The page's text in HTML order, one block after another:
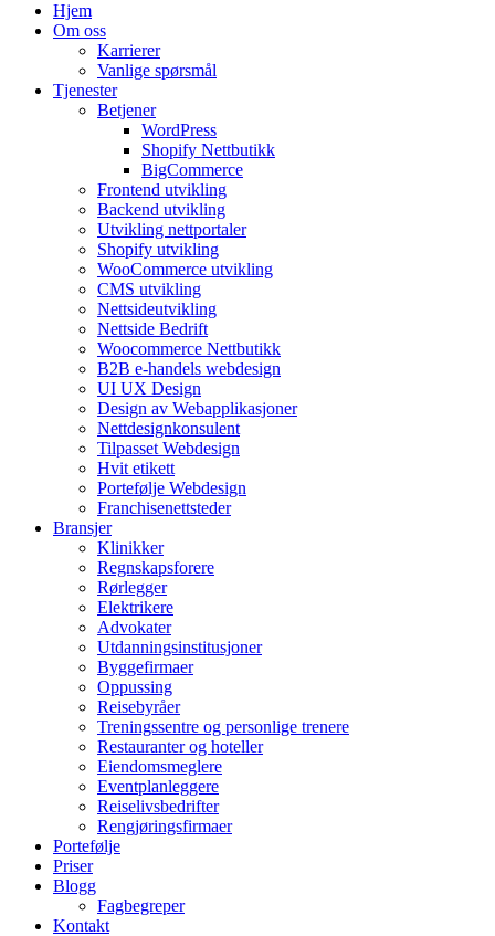
Hjem
Om oss
Karrierer
Vanlige spørsmål
Tjenester
Betjener
WordPress
Shopify Nettbutikk
BigCommerce
Frontend utvikling
Backend utvikling
Utvikling nettportaler
Shopify utvikling
WooCommerce utvikling
CMS utvikling
Nettsideutvikling
Nettside Bedrift
Woocommerce Nettbutikk
B2B e-handels webdesign
UI UX Design
Design av Webapplikasjoner
Nettdesignkonsulent
Tilpasset Webdesign
Hvit etikett
Portefølje Webdesign
Franchisenettsteder
Bransjer
Klinikker
Regnskapsforere
Rørlegger
Elektrikere
Advokater
Utdanningsinstitusjoner
Byggefirmaer
Oppussing
Reisebyråer
Treningssentre og personlige trenere
Restauranter og hoteller
Eiendomsmeglere
Eventplanleggere
Reiselivsbedrifter
Rengjøringsfirmaer
Portefølje
Priser
Blogg
Fagbegreper
Kontakt